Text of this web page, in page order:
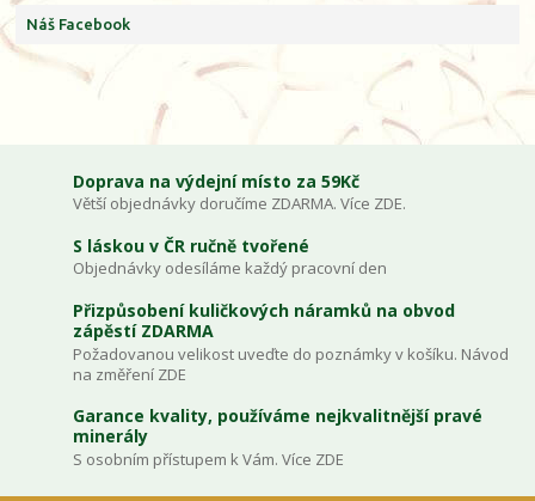
Náš Facebook
Doprava na výdejní místo za 59Kč
Větší objednávky doručíme ZDARMA. Více ZDE.
S láskou v ČR ručně tvořené
Objednávky odesíláme každý pracovní den
Přizpůsobení kuličkových náramků na obvod
zápěstí ZDARMA
Požadovanou velikost uveďte do poznámky v košíku. Návod
na změření ZDE
Garance kvality, používáme nejkvalitnější pravé
minerály
S osobním přístupem k Vám. Více ZDE